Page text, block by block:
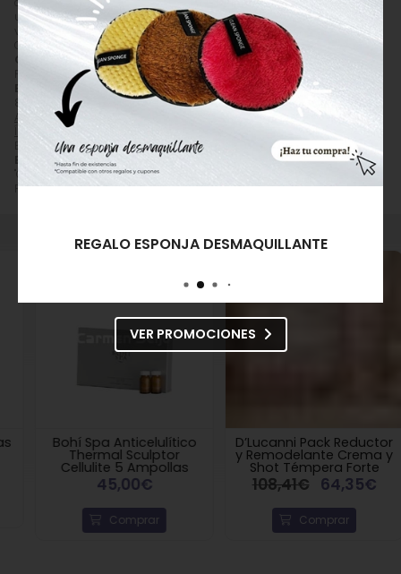
un gel de ducha con efectos reestructurantes y anticelulíticos, a la
vez consigues una piel luminosa y con tacto suave.
Comprar
Bohí Spa Gel Espuma al Vino Rojo Red Wine Foaming
por 60,00 €. Producto en stock, recogida en tienda.
Precio, información, características e imágenes de Bohí Spa Gel
Espuma al Vino Rojo Red Wine Foaming Gel referencia
8432666050020, EAN 8432666050020, pertenece a las categorías
Anticelulítica / Reductora
Productos de Higiene Personal e
(82) y a la marca
Encuentra productos relacionados y de similares características a
Bohí Spa Gel Espuma al Vino Rojo Red Wine Foaming Gelen
"Cosmética Corporal", "Cremas y Aceites Corporales", "Anticelulítica /
Reductora".
Bohí Spa Anticelulítico
Thermal Sculptor
Cellulite 5 Ampollas
45,00€
Comprar
D’Lucanni Pack Reductor
y Remodelante Crema y
Shot Témpera Forte
108,41€ 64,35€
Comprar
REGALO ESPONJA DESMAQUILLANTE
VER PROMOCIONES